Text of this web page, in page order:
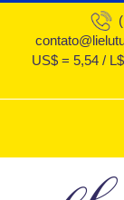
conteúdo
US$ = 5,54 /